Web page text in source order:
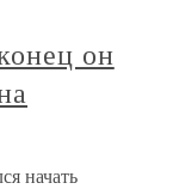
он
начать